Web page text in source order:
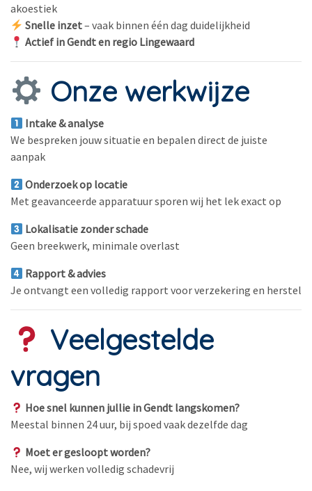
akoestiek
Snelle inzet– vaak binnen één dag duidelijkheid
Actief in Gendt en regio Lingewaard
Onze werkwijze
Intake & analyse
We bespreken jouw situatie en bepalen direct de juiste
aanpak
Onderzoek op locatie
Met geavanceerde apparatuur sporen wij het lek exact op
Lokalisatie zonder schade
Geen breekwerk, minimale overlast
Rapport & advies
Je ontvangt een volledig rapport voor verzekering en herstel
Veelgestelde
vragen
Hoe snel kunnen jullie in Gendt langskomen?
Meestal binnen 24 uur, bij spoed vaak dezelfde dag
Moet er gesloopt worden?
Nee, wij werken volledig schadevrij